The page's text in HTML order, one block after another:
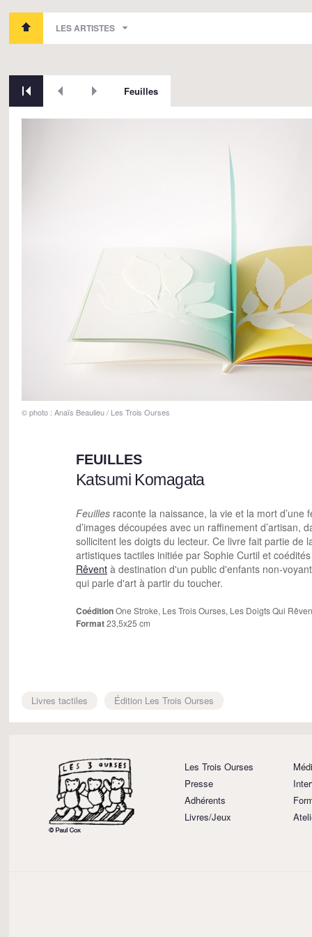
LES ARTISTES
Feuilles
© photo : Anaïs Beaulieu / Les Trois Ourses
FEUILLES
Katsumi Komagata
Feuilles raconte la naissance, la vie et la mort d’une
d’images découpées avec un raffinement d’artisan,
sollicitent les doigts du lecteur. Ce livre fait partie de
artistiques tactiles initiée par Sophie Curtil et
Rêvent à destination d'un public d'enfants non-
qui parle d'art à partir du toucher.
CoéditionOne Stroke, Les Trois Ourses, Les Doigts Qui
Format23,5x25 cm
Livres tactiles Édition Les Trois Ourses
Les Trois Ourses
Presse
Adhérents
Livres/Jeux